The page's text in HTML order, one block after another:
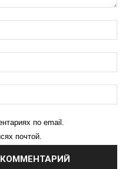
по email.
почтой.